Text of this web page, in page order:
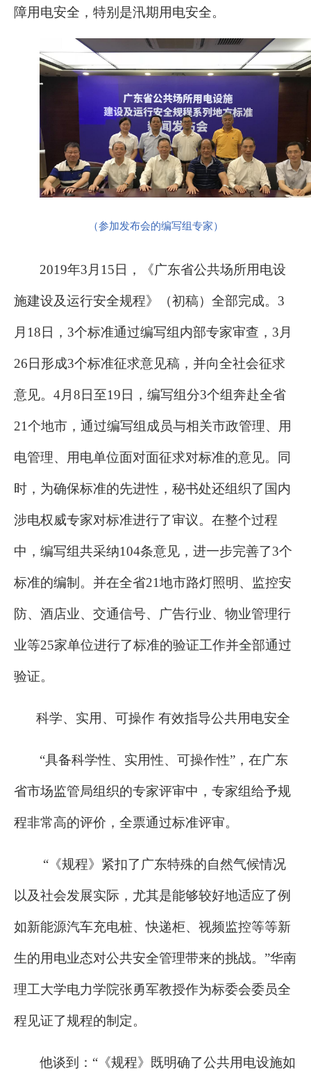
障用电安全，特别是汛期用电安全。
（参加发布会的编写组专家）
2019年3月15日，《广东省公共场所用电设
施建设及运行安全规程》（初稿）全部完成。3
月18日，3个标准通过编写组内部专家审查，3月
26日形成3个标准征求意见稿，并向全社会征求
意见。4月8日至19日，编写组分3个组奔赴全省
21个地市，通过编写组成员与相关市政管理、用
电管理、用电单位面对面征求对标准的意见。同
时，为确保标准的先进性，秘书处还组织了国内
涉电权威专家对标准进行了审议。在整个过程
中，编写组共采纳104条意见，进一步完善了3个
标准的编制。并在全省21地市路灯照明、监控安
防、酒店业、交通信号、广告行业、物业管理行
业等25家单位进行了标准的验证工作并全部通过
验证。
科学、实用、可操作 有效指导公共用电安全
“具备科学性、实用性、可操作性”，在广东
省市场监管局组织的专家评审中，专家组给予规
程非常高的评价，全票通过标准评审。
“《规程》紧扣了广东特殊的自然气候情况
以及社会发展实际，尤其是能够较好地适应了例
如新能源汽车充电桩、快递柜、视频监控等等新
生的用电业态对公共安全管理带来的挑战。”华南
理工大学电力学院张勇军教授作为标委会委员全
程见证了规程的制定。
他谈到：“《规程》既明确了公共用电设施如